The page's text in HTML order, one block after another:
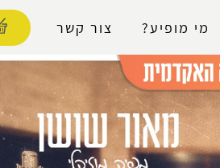
מי מופיע? צור קשר